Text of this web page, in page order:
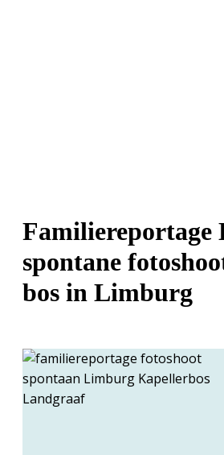
Familiereportage
spontane
bos in Limburg